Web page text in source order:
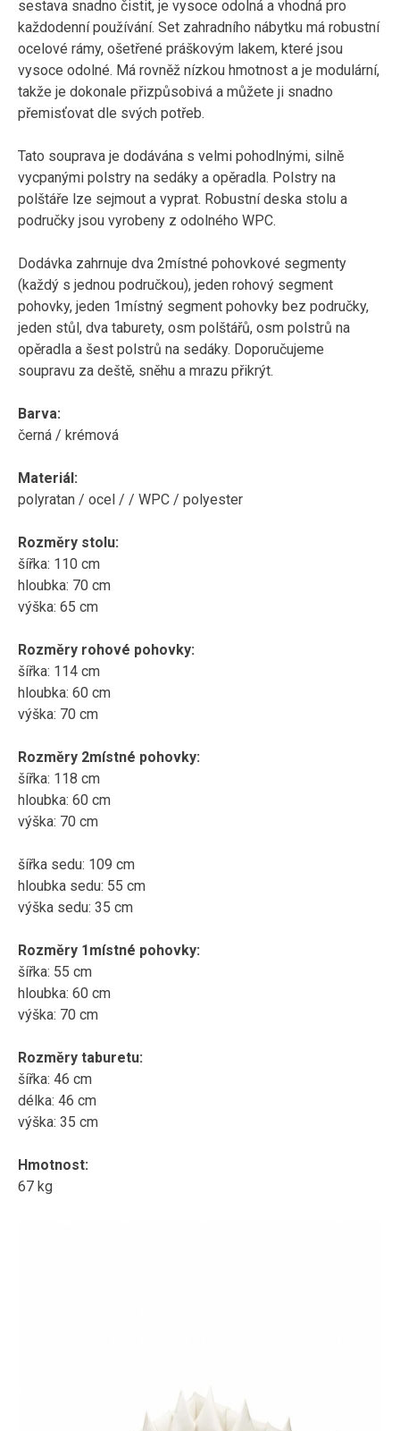
sestava snadno čistit, je vysoce odolná a vhodná pro
každodenní používání. Set zahradního nábytku má robustní
ocelové rámy, ošetřené práškovým lakem, které jsou
vysoce odolné. Má rovněž nízkou hmotnost a je modulární,
takže je dokonale přizpůsobivá a můžete ji snadno
přemisťovat dle svých potřeb.
Tato souprava je dodávána s velmi pohodlnými, silně
vycpanými polstry na sedáky a opěradla. Polstry na
polštáře lze sejmout a vyprat. Robustní deska stolu a
područky jsou vyrobeny z odolného WPC.
Dodávka zahrnuje dva 2místné pohovkové segmenty
(každý s jednou područkou), jeden rohový segment
pohovky, jeden 1místný segment pohovky bez područky,
jeden stůl, dva taburety, osm polštářů, osm polstrů na
opěradla a šest polstrů na sedáky. Doporučujeme
soupravu za deště, sněhu a mrazu přikrýt.
Barva:
černá / krémová
Materiál:
polyratan / ocel / / WPC / polyester
Rozměry stolu:
šířka: 110 cm
hloubka: 70 cm
výška: 65 cm
Rozměry rohové pohovky:
šířka: 114 cm
hloubka: 60 cm
výška: 70 cm
Rozměry 2místné pohovky:
šířka: 118 cm
hloubka: 60 cm
výška: 70 cm
šířka sedu: 109 cm
hloubka sedu: 55 cm
výška sedu: 35 cm
Rozměry 1místné pohovky:
šířka: 55 cm
hloubka: 60 cm
výška: 70 cm
Rozměry taburetu:
šířka: 46 cm
délka: 46 cm
výška: 35 cm
Hmotnost:
67 kg